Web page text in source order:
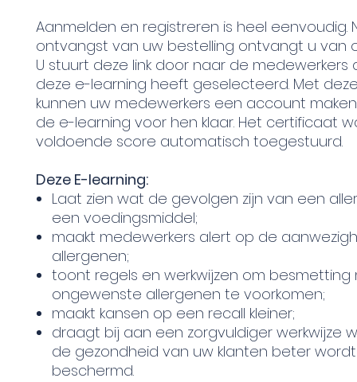
Aanmelden en registreren is heel eenvoudig.
ontvangst van uw bestelling ontvangt u van
U stuurt deze link door naar de medewerkers
deze e-learning heeft geselecteerd. Met
kunnen uw medewerkers een account
de e-learning voor hen klaar. Het certificaat
voldoende score automatisch toegestuurd.
Deze E-learning:
Laat zien wat de gevolgen zijn van een
een voedingsmiddel;
maakt medewerkers alert op de
allergenen;
toont regels en werkwijzen om besmetting
ongewenste allergenen te voorkomen;
maakt kansen op een recall kleiner;
draagt bij aan een zorgvuldiger werkwijze
de gezondheid van uw klanten beter wordt
beschermd.